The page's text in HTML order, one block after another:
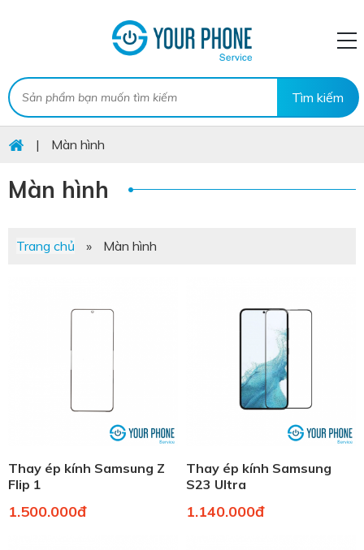
| Màn hình
Màn hình
Trang chủ » Màn hình
Thay ép kính Samsung Z
Flip 1
1.500.000đ
Thay ép kính Samsung
S23 Ultra
1.140.000đ